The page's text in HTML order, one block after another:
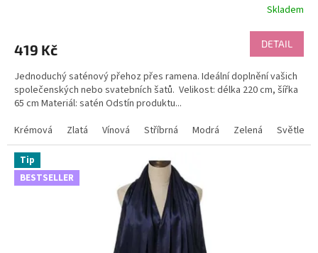
je
z
5
hvězdiček.
Skladem
419 Kč DETAIL
Jednoduchý saténový přehoz přes ramena. Ideální doplnění vašich
společenských nebo svatebních šatů. Velikost: délka 220 cm, šířka
65 cm Materiál: satén Odstín produktu...
Krémová
Zlatá Vínová Stříbrná Modrá Zelená Světle
Tip
BESTSELLER